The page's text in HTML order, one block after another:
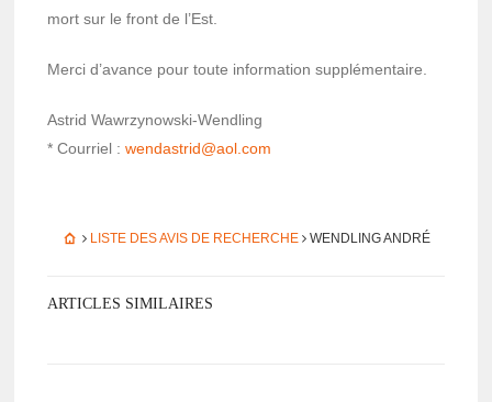
mort sur le front de l’Est.
Merci d’avance pour toute infor­ma­tion supplé­men­taire.
Astrid Wawr­zy­nowski-Wend­ling
* Cour­riel :wendas­trid@aol.com
LISTE DES AVIS DE RECHERCHE WENDLING ANDRÉ
ARTICLES SIMILAIRES